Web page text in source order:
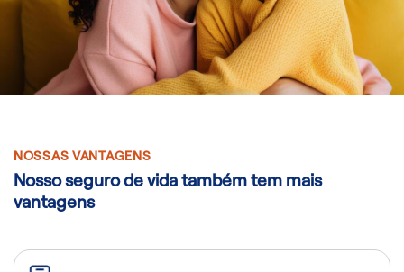
NOSSAS VANTAGENS
Nosso seguro de vida também tem mais
vantagens